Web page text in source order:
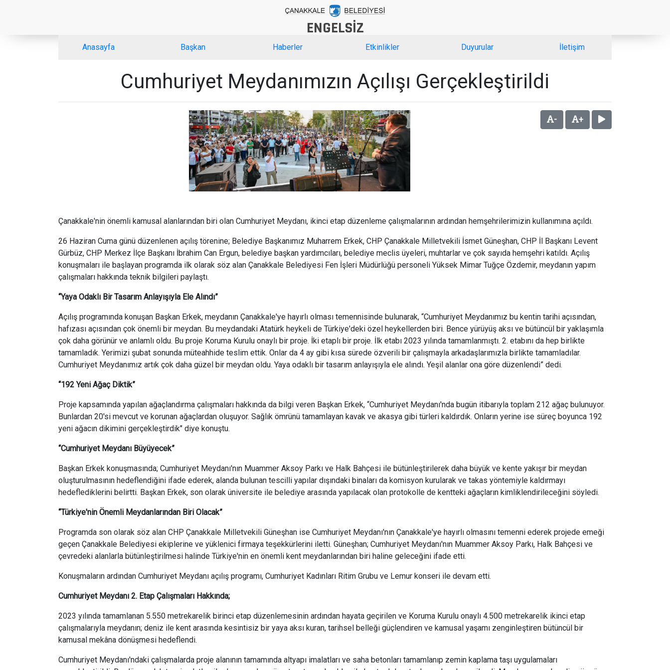
ENGELSİZ
Anasayfa Başkan Haberler Etkinlikler Duyurular İletişim
Cumhuriyet Meydanımızın Açılışı Gerçekleştirildi
- +
Çanakkale'nin önemli kamusal alanlarından biri olan Cumhuriyet Meydanı, ikinci etap düzenleme çalışmalarının ardından hemşehrilerimizin kullanımına açıldı.
26 Haziran Cuma günü düzenlenen açılış törenine; Belediye Başkanımız Muharrem Erkek, CHP Çanakkale Milletvekili İsmet Güneşhan, CHP İl Başkanı Levent
Gürbüz, CHP Merkez İlçe Başkanı İbrahim Can Ergun, belediye başkan yardımcıları, belediye meclis üyeleri, muhtarlar ve çok sayıda hemşehri katıldı. Açılış
konuşmaları ile başlayan programda ilk olarak söz alan Çanakkale Belediyesi Fen İşleri Müdürlüğü personeli Yüksek Mimar Tuğçe Özdemir, meydanın yapım
çalışmaları hakkında teknik bilgileri paylaştı.
“Yaya Odaklı Bir Tasarım Anlayışıyla Ele Alındı”
Açılış programında konuşan Başkan Erkek, meydanın Çanakkale'ye hayırlı olması temennisinde bulunarak, “Cumhuriyet Meydanımız bu kentin tarihi açısından,
hafızası açısından çok önemli bir meydan. Bu meydandaki Atatürk heykeli de Türkiye'deki özel heykellerden biri. Bence yürüyüş aksı ve bütüncül bir yaklaşımla
çok daha görünür ve anlamlı oldu. Bu proje Koruma Kurulu onaylı bir proje. İki etaplı bir proje. İlk etabı 2023 yılında tamamlanmıştı. 2. etabını da hep birlikte
tamamladık. Yerimizi şubat sonunda müteahhide teslim ettik. Onlar da 4 ay gibi kısa sürede özverili bir çalışmayla arkadaşlarımızla birlikte tamamladılar.
Cumhuriyet Meydanımız artık çok daha güzel bir meydan oldu. Yaya odaklı bir tasarım anlayışıyla ele alındı. Yeşil alanlar ona göre düzenlendi” dedi.
“192 Yeni Ağaç Diktik”
Proje kapsamında yapılan ağaçlandırma çalışmaları hakkında da bilgi veren Başkan Erkek, “Cumhuriyet Meydanı'nda bugün itibarıyla toplam 212 ağaç bulunuyor.
Bunlardan 20'si mevcut ve korunan ağaçlardan oluşuyor. Sağlık ömrünü tamamlayan kavak ve akasya gibi türleri kaldırdık. Onların yerine ise süreç boyunca 192
yeni ağacın dikimini gerçekleştirdik" diye konuştu.
“Cumhuriyet Meydanı Büyüyecek”
Başkan Erkek konuşmasında; Cumhuriyet Meydanı'nın Muammer Aksoy Parkı ve Halk Bahçesi ile bütünleştirilerek daha büyük ve kente yakışır bir meydan
oluşturulmasının hedeflendiğini ifade ederek, alanda bulunan tescilli yapılar dışındaki binaları da komisyon kurularak ve takas yöntemiyle kaldırmayı
hedeflediklerini belirtti. Başkan Erkek, son olarak üniversite ile belediye arasında yapılacak olan protokolle de kentteki ağaçların kimliklendirileceğini söyledi.
“Türkiye'nin Önemli Meydanlarından Biri Olacak”
Programda son olarak söz alan CHP Çanakkale Milletvekili Güneşhan ise Cumhuriyet Meydanı'nın Çanakkale'ye hayırlı olmasını temenni ederek projede emeği
geçen Çanakkale Belediyesi ekiplerine ve yüklenici firmaya teşekkürlerini iletti. Güneşhan; Cumhuriyet Meydanı'nın Muammer Aksoy Parkı, Halk Bahçesi ve
çevredeki alanlarla bütünleştirilmesi halinde Türkiye'nin en önemli kent meydanlarından biri haline geleceğini ifade etti.
Konuşmaların ardından Cumhuriyet Meydanı açılış programı, Cumhuriyet Kadınları Ritim Grubu ve Lemur konseri ile devam etti.
Cumhuriyet Meydanı 2. Etap Çalışmaları Hakkında;
2023 yılında tamamlanan 5.550 metrekarelik birinci etap düzenlemesinin ardından hayata geçirilen ve Koruma Kurulu onaylı 4.500 metrekarelik ikinci etap
çalışmalarıyla meydanın; deniz ile kent arasında kesintisiz bir yaya aksı kuran, tarihsel belleği güçlendiren ve kamusal yaşamı zenginleştiren bütüncül bir
kamusal mekâna dönüşmesi hedeflendi.
Cumhuriyet Meydanı'ndaki çalışmalarda proje alanının tamamında altyapı imalatları ve saha betonları tamamlanıp zemin kaplama taşı uygulamaları